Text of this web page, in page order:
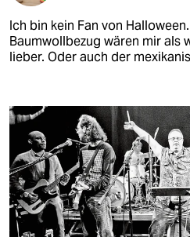
Ich bin kein Fan von
Baumwollbezug wären mir als
lieber. Oder auch der